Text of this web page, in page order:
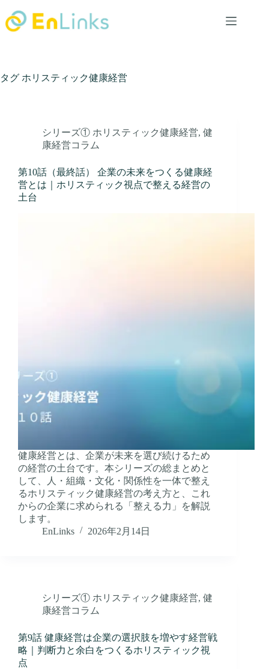
ン
テ
ス
タグ ホリスティック健康経営
シリーズ① ホリスティック健康経営, 健
康経営コラム
第10話（最終話） 企業の未来をつくる健康経
営とは｜ホリスティック視点で整える経営の
土台
健康経営とは、企業が未来を選び続けるため
の経営の土台です。本シリーズの総まとめと
して、人・組織・文化・関係性を一体で整え
るホリスティック健康経営の考え方と、これ
からの企業に求められる「整える力」を解説
します。
EnLinks
2026年2月14日
シリーズ① ホリスティック健康経営, 健
康経営コラム
第9話 健康経営は企業の選択肢を増やす経営戦
略｜判断力と余白をつくるホリスティック視
点